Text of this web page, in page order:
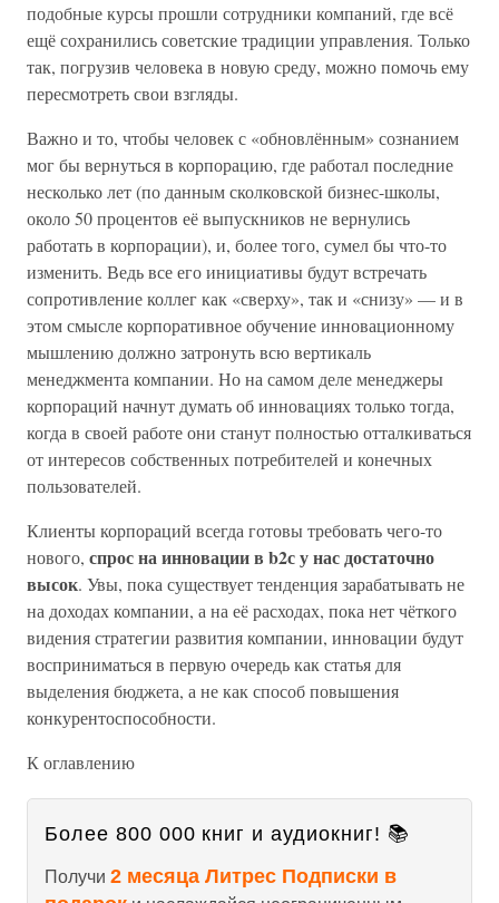
подобные курсы прошли сотрудники компаний, где всё
ещё сохранились советские традиции управления. Только
так, погрузив человека в новую среду, можно помочь ему
пересмотреть свои взгляды.
Важно и то, чтобы человек с «обновлённым» сознанием
мог бы вернуться в корпорацию, где работал последние
несколько лет (по данным сколковской бизнес-школы,
около 50 процентов её выпускников не вернулись
работать в корпорации), и, более того, сумел бы что-то
изменить. Ведь все его инициативы будут встречать
сопротивление коллег как «сверху», так и «снизу» — и в
этом смысле корпоративное обучение инновационному
мышлению должно затронуть всю вертикаль
менеджмента компании. Но на самом деле менеджеры
корпораций начнут думать об инновациях только тогда,
когда в своей работе они станут полностью отталкиваться
от интересов собственных потребителей и конечных
пользователей.
Клиенты корпораций всегда готовы требовать чего-то
нового, спрос на инновации в b2с у нас достаточно
высок. Увы, пока существует тенденция зарабатывать не
на доходах компании, а на её расходах, пока нет чёткого
видения стратегии развития компании, инновации будут
восприниматься в первую очередь как статья для
выделения бюджета, а не как способ повышения
конкурентоспособности.
К оглавлению
Более 800 000 книг и аудиокниг! 📚
Получи 2 месяца Литрес Подписки в